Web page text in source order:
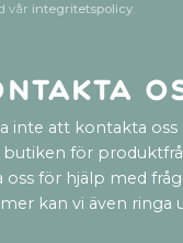
vår integritetspolicy.
inte att kontakta
butiken för
oss för hjälp med
kan vi även